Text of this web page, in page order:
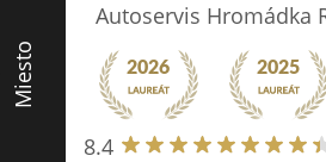
Miesto
Autoservis Hromádka
8.4